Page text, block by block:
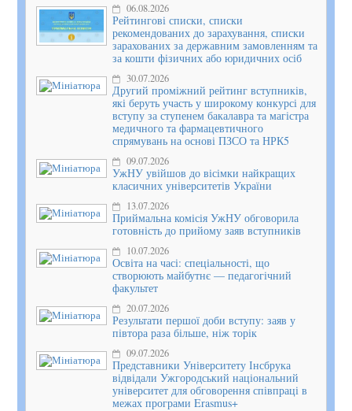
06.08.2026
Рейтингові списки, списки
рекомендованих до зарахування, списки
зарахованих за державним замовленням та
за кошти фізичних або юридичних осіб
30.07.2026
Другий проміжний рейтинг вступників,
які беруть участь у широкому конкурсі для
вступу за ступенем бакалавра та магістра
медичного та фармацевтичного
спрямувань на основі ПЗСО та НРК5
09.07.2026
УжНУ увійшов до вісімки найкращих
класичних університетів України
13.07.2026
Приймальна комісія УжНУ обговорила
готовність до прийому заяв вступників
10.07.2026
Освіта на часі: спеціальності, що
створюють майбутнє — педагогічний
факультет
20.07.2026
Результати першої доби вступу: заяв у
півтора раза більше, ніж торік
09.07.2026
Представники Університету Інсбрука
відвідали Ужгородський національний
університет для обговорення співпраці в
межах програми Erasmus+